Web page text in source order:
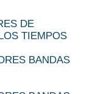
DE
TIEMPOS
BANDAS